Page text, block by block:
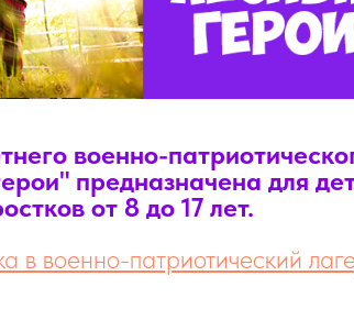
военно-
предназначена для
от 8 до 17 лет.
в военно-патриотический